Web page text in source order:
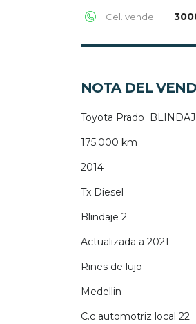
Cel. vendedor
NOTA DEL
Toyota Prado
175.000 km
2014
Tx Diesel
Blindaje 2
Actualizada a 2021
Rines de lujo
Medellin
C.c automotriz local 22